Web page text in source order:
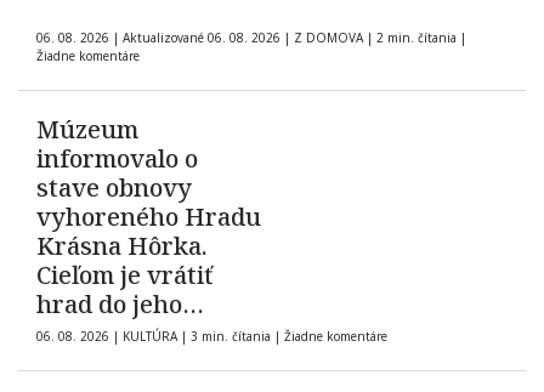
06. 08. 2026 | Aktualizované 06. 08. 2026 | Z DOMOVA | 2 min. čítania |
Žiadne komentáre
Múzeum
informovalo o
stave obnovy
vyhoreného Hradu
Krásna Hôrka.
Cieľom je vrátiť
hrad do jeho
pôvodnej podoby z
roku 1903
06. 08. 2026 | KULTÚRA | 3 min. čítania | Žiadne komentáre